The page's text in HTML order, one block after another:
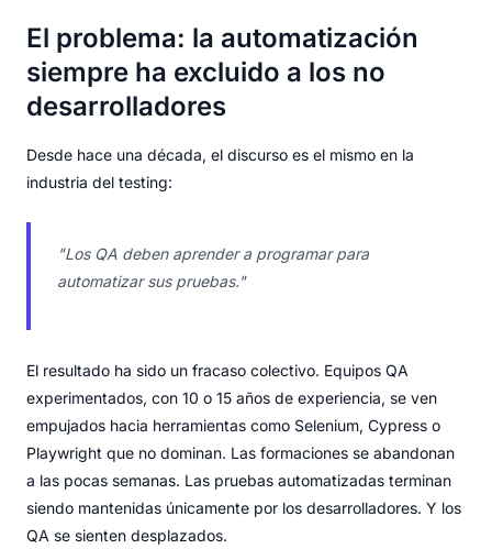
El problema: la automatización
siempre ha excluido a los no
desarrolladores
Desde hace una década, el discurso es el mismo en la
industria del testing:
"Los QA deben aprender a programar para
automatizar sus pruebas."
El resultado ha sido un fracaso colectivo. Equipos QA
experimentados, con 10 o 15 años de experiencia, se ven
empujados hacia herramientas como Selenium, Cypress o
Playwright que no dominan. Las formaciones se abandonan
a las pocas semanas. Las pruebas automatizadas terminan
siendo mantenidas únicamente por los desarrolladores. Y los
QA se sienten desplazados.